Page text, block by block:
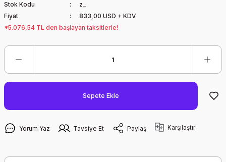
Stok Kodu
z_
Fiyat
833,00 USD + KDV
*5.076,54 TL den başlayan taksitlerle!
Sepete Ekle
Yorum Yaz Tavsiye Et Paylaş Karşılaştır